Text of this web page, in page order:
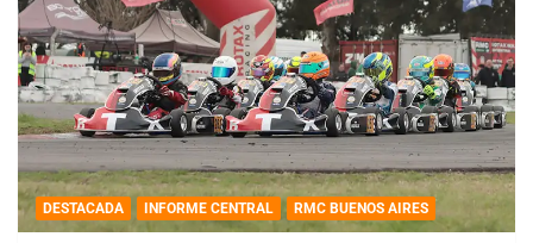
DESTACADA INFORME CENTRAL RMC BUENOS AIRES